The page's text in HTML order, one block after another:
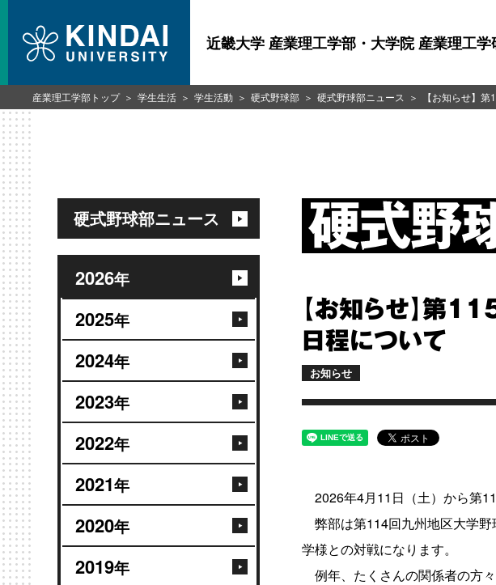
近畿大学 産業理工学部・大学院 産業理工学
硬式野球部ニュース
2026年
2025年
2024年
2023年
2022年
2021年
2020年
2019年
【お知らせ】第
日程について
お知らせ
2026年4月11日（土）から第
弊部は第114回九州地区大学
学様との対戦になります。
例年、たくさんの関係者の方
産業理工学部トップ 学生生活 学生活動 硬式野球部 硬式野球部ニュース 【お知らせ】